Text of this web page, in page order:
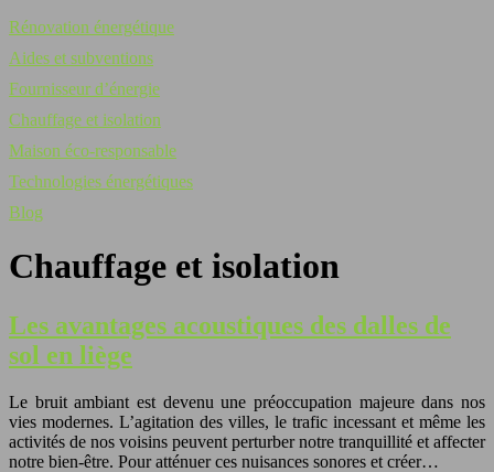
Rénovation énergétique
Aides et subventions
Fournisseur d’énergie
Chauffage et isolation
Maison éco-responsable
Technologies énergétiques
Blog
Chauffage et isolation
Les avantages acoustiques des dalles de
sol en liège
Le bruit ambiant est devenu une préoccupation majeure dans nos
vies modernes. L’agitation des villes, le trafic incessant et même les
activités de nos voisins peuvent perturber notre tranquillité et affecter
notre bien-être. Pour atténuer ces nuisances sonores et créer…